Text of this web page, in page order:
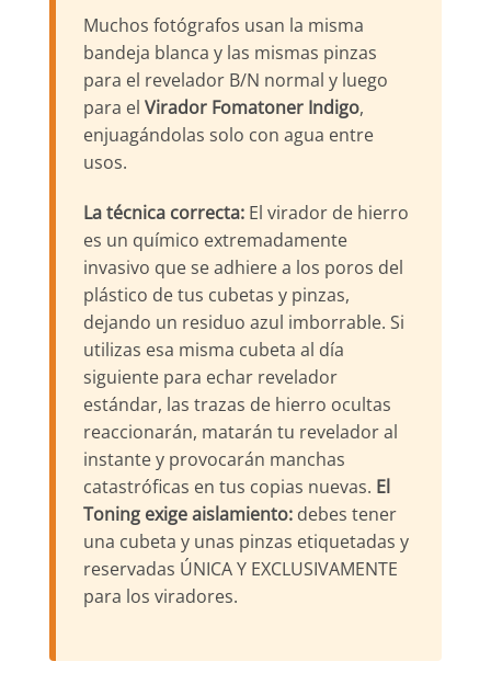
Muchos fotógrafos usan la misma
bandeja blanca y las mismas pinzas
para el revelador B/N normal y luego
para el Virador Fomatoner Indigo,
enjuagándolas solo con agua entre
usos.
La técnica correcta: El virador de hierro
es un químico extremadamente
invasivo que se adhiere a los poros del
plástico de tus cubetas y pinzas,
dejando un residuo azul imborrable. Si
utilizas esa misma cubeta al día
siguiente para echar revelador
estándar, las trazas de hierro ocultas
reaccionarán, matarán tu revelador al
instante y provocarán manchas
catastróficas en tus copias nuevas. El
Toning exige aislamiento: debes tener
una cubeta y unas pinzas etiquetadas y
reservadas ÚNICA Y EXCLUSIVAMENTE
para los viradores.